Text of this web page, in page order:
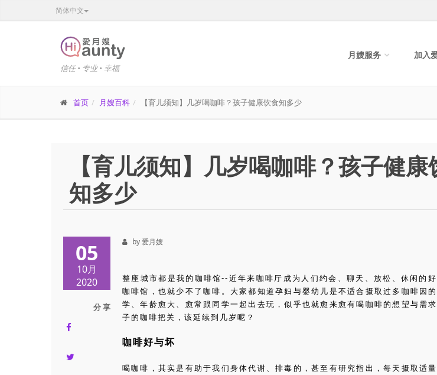
简体中文
信任 • 专业 • 幸福
月嫂服务 加入
首页 月嫂百科 【育儿须知】几岁喝咖啡？孩子健康饮食知多少
【育儿须知】几岁喝咖啡？孩子健康
知多少
05
10月
2020
分 享
by 爱月嫂
整座城市都是我的咖啡馆--近年来咖啡厅成为人们约会、聊天、放松、休闲的
咖啡馆，也就少不了咖啡。大家都知道孕妇与婴幼儿是不适合摄取过多咖啡因
学、年龄愈大、愈常跟同学一起出去玩，似乎也就愈来愈有喝咖啡的想望与需
子的咖啡把关，该延续到几岁呢？
咖啡好与坏
喝咖啡，其实是有助于我们身体代谢、排毒的，甚至有研究指出，每天摄取适